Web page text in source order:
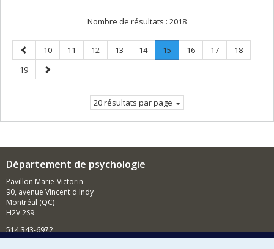
Nombre de résultats : 2018
Page
précédente
Page
10 Page
11 Page
12 Page
13 Page
14 Page
15
Page
Page
16 Page
17 Page
18
Page
19
Page
suivante
20 résultats par page
Département de psychologie
Pavillon Marie-Victorin
90, avenue Vincent d'Indy
Montréal (QC)
H2V 2S9
514 343-6972